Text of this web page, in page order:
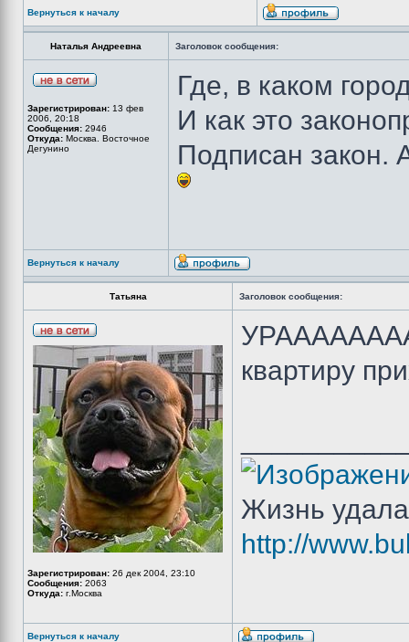
Вернуться к началу
Наталья Андреевна Заголовок сообщения:
Зарегистрирован: 13 фев
2006, 20:18
Сообщения: 2946
Откуда: Москва. Восточное
Дегунино
Где, в каком
И как это
Подписан закон.
Вернуться к началу
Татьяна Заголовок сообщения:
Зарегистрирован: 26 дек 2004, 23:10
Сообщения: 2063
Откуда: г.Москва
квартиру
Жизнь
http://
Вернуться к началу